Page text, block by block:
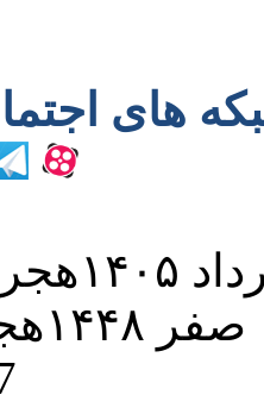
شمسی
۲۳ صفر ۱۴۴۸هجری قمری